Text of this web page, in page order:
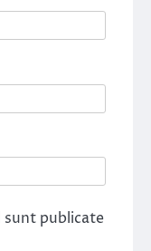
publicate